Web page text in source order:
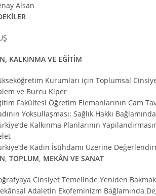
Alsan
KALKINMA VE EĞİTİM
Kurumları için Toplumsal
ve Burcu Kiper
Fakültesi Öğretim Elemanlarının Cam
Yoksullaşması: Sağlık Hakkı
Kalkınma Planlarının
Kadın İstihdamı Üzerine
TOPLUM, MEKÂN VE SANAT
Cinsiyet Temelinde Yeniden
Adaletin Ekofeminizm Bağlamında